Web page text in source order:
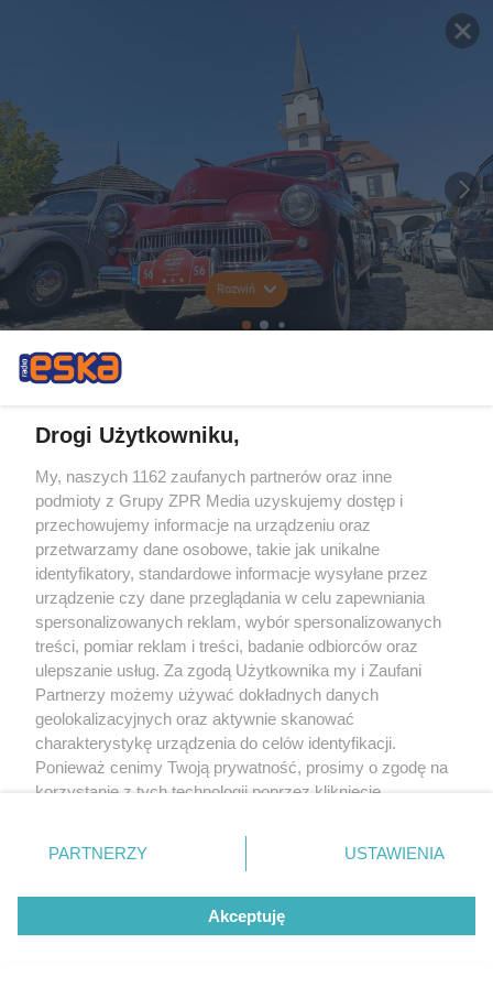
Rozwiń
Drogi Użytkowniku,
My, naszych 1162 zaufanych partnerów oraz inne
podmioty z Grupy ZPR Media uzyskujemy dostęp i
przechowujemy informacje na urządzeniu oraz
przetwarzamy dane osobowe, takie jak unikalne
identyfikatory, standardowe informacje wysyłane przez
urządzenie czy dane przeglądania w celu zapewniania
spersonalizowanych reklam, wybór spersonalizowanych
treści, pomiar reklam i treści, badanie odbiorców oraz
ulepszanie usług. Za zgodą Użytkownika my i Zaufani
Partnerzy możemy używać dokładnych danych
geolokalizacyjnych oraz aktywnie skanować
charakterystykę urządzenia do celów identyfikacji.
Ponieważ cenimy Twoją prywatność, prosimy o zgodę na
korzystanie z tych technologii poprzez kliknięcie
zmienić/wycofać klikając przycisk ustawień prywatności
znajdujący się w lewym dolnym rogu strony
rodzaje przetwarzania danych nie wymagają zgody
użytkownika, ale masz prawo sprzeciwić się takiemu
przetwarzaniu. Preferencje będą miały zastosowanie tylko
PARTNERZY USTAWIENIA
Akceptuję